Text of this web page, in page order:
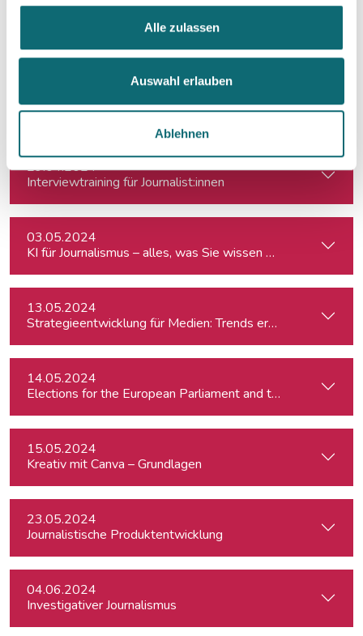
Alle zulassen
Auswahl erlauben
Ablehnen
SEO: Suchmaschinenoptimierung für Journalist:innen
29.04.2024
Interviewtraining für Journalist:innen
03.05.2024
KI für Journalismus – alles, was Sie wissen müssen
13.05.2024
Strategieentwicklung für Medien: Trends erkennen &
14.05.2024
15.05.2024
Kreativ mit Canva – Grundlagen
23.05.2024
Journalistische Produktentwicklung
04.06.2024
Investigativer Journalismus